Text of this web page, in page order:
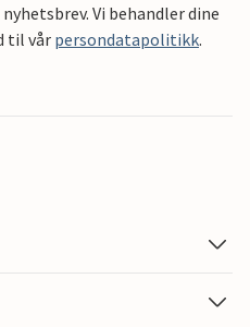
Vi behandler dine
til vår persondatapolitikk.